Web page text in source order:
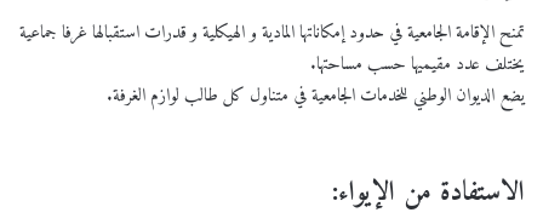
تمنح الإقامة الجامعية في حدود إمكاناتها المادية و الهيكلية و قدرات استقبالها غرفا جماعية
يختلف عدد مقيميها حسب مساحتها.
يضع الديوان الوطني للخدمات الجامعية في متناول كل طالب لوازم الغرفة.
الاستفادة من الإيواء: